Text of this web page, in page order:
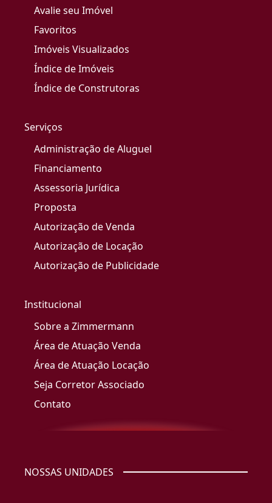
Avalie seu Imóvel
Favoritos
Imóveis Visualizados
Índice de Imóveis
Índice de Construtoras
Serviços
Administração de Aluguel
Financiamento
Assessoria Jurídica
Proposta
Autorização de Venda
Autorização de Locação
Autorização de Publicidade
Institucional
Sobre a Zimmermann
Área de Atuação Venda
Área de Atuação Locação
Seja Corretor Associado
Contato
NOSSAS UNIDADES